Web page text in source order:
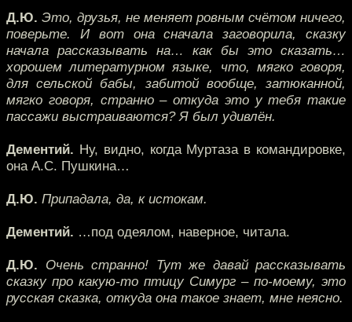
Д.Ю. Это, друзья, не меняет ровным счётом ничего,
поверьте. И вот она сначала заговорила, сказку
начала рассказывать на… как бы это сказать…
хорошем литературном языке, что, мягко говоря,
для сельской бабы, забитой вообще, затюканной,
мягко говоря, странно – откуда это у тебя такие
пассажи выстраиваются? Я был удивлён.
Дементий. Ну, видно, когда Муртаза в командировке,
она А.С. Пушкина…
Д.Ю. Припадала, да, к истокам.
Дементий. …под одеялом, наверное, читала.
Д.Ю. Очень странно! Тут же давай рассказывать
сказку про какую-то птицу Симург – по-моему, это
русская сказка, откуда она такое знает, мне неясно.